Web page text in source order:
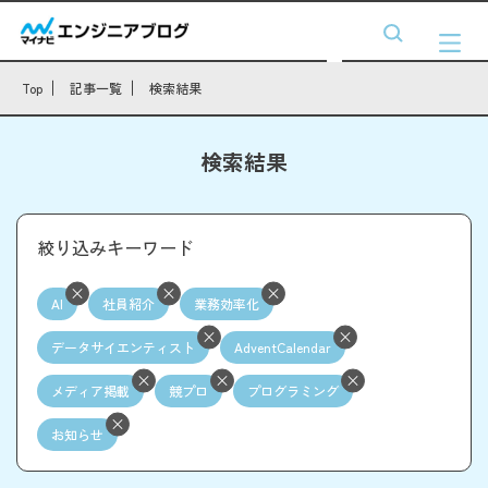
Top 記事一覧 検索結果
検索結果
絞り込みキーワード
AI 社員紹介 業務効率化
データサイエンティスト AdventCalendar
メディア掲載 競プロ プログラミング
お知らせ